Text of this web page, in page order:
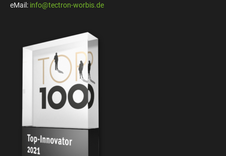
eMail: info@tectron-worbis.de